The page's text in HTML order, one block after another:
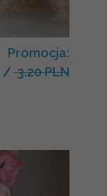
Promocja:
/ 3.20 PLN